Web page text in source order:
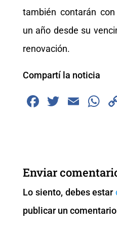
también contarán
un año desde su
renovación.
Compartí la noticia
F
b
o
o
k
T
E
W
A
p
p
Enviar
Lo siento, debes estar
publicar un